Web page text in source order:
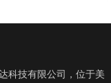
科技有限公司，位于美